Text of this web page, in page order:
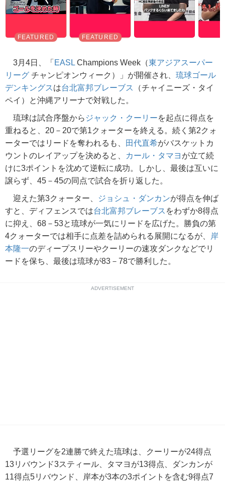
3月4日、「 EASL Champions Week（東アジアスーパー
リーグ チャンピオンウィーク）」が開催され、 琉球ゴール
デンキングスは台北富邦ブレーブス
（チャイニーズ・タイ
ペイ）と沖縄アリーナで対戦した。
琉球は試合序盤から ジャック・クーリーを起点に得点を
重ねると、20－20で第1クォーターを終える。続く第2クォ
ーターではリードを奪われるも、
田代直希がバスケットカ
ウントのレイアップを決めると、
カール・タマヨ が立て続
けに3ポイントを沈めて逆転に成功。しかし、最後は互いに
譲らず、45－45の同点で試合を折り返した。
迎えた第3クォーター、 ジョシュ・ダンカンが得点を伸ば
すと、ディフェンスでは台北富邦ブレーブス をわずか8得点
に抑え、68－53と琉球が一気にリードを広げた。勝負の第
4クォーターでは相手に点差を詰められる展開になるが、
岸
本隆一のディープスリーやクーリーの速攻ダンクなどでリ
ードを保ち、最後は琉球が83－78で勝利した。
ADVERTISEMENT
予選リーグを2連勝で終えた琉球は、クーリーが24得点
13リバウンド3スティール、タマヨが13得点、ダンカンが
11得点5リバウンド、岸本が3本の3ポイントを含む9得点7